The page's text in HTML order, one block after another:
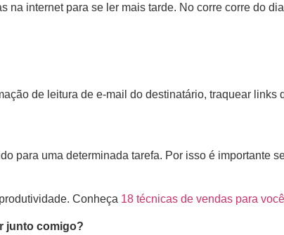
internet para se ler mais tarde. No corre corre do
de leitura de e-mail do destinatário, traquear
para uma determinada tarefa. Por isso é importante
Conheça 18 técnicas de vendas para
junto comigo?